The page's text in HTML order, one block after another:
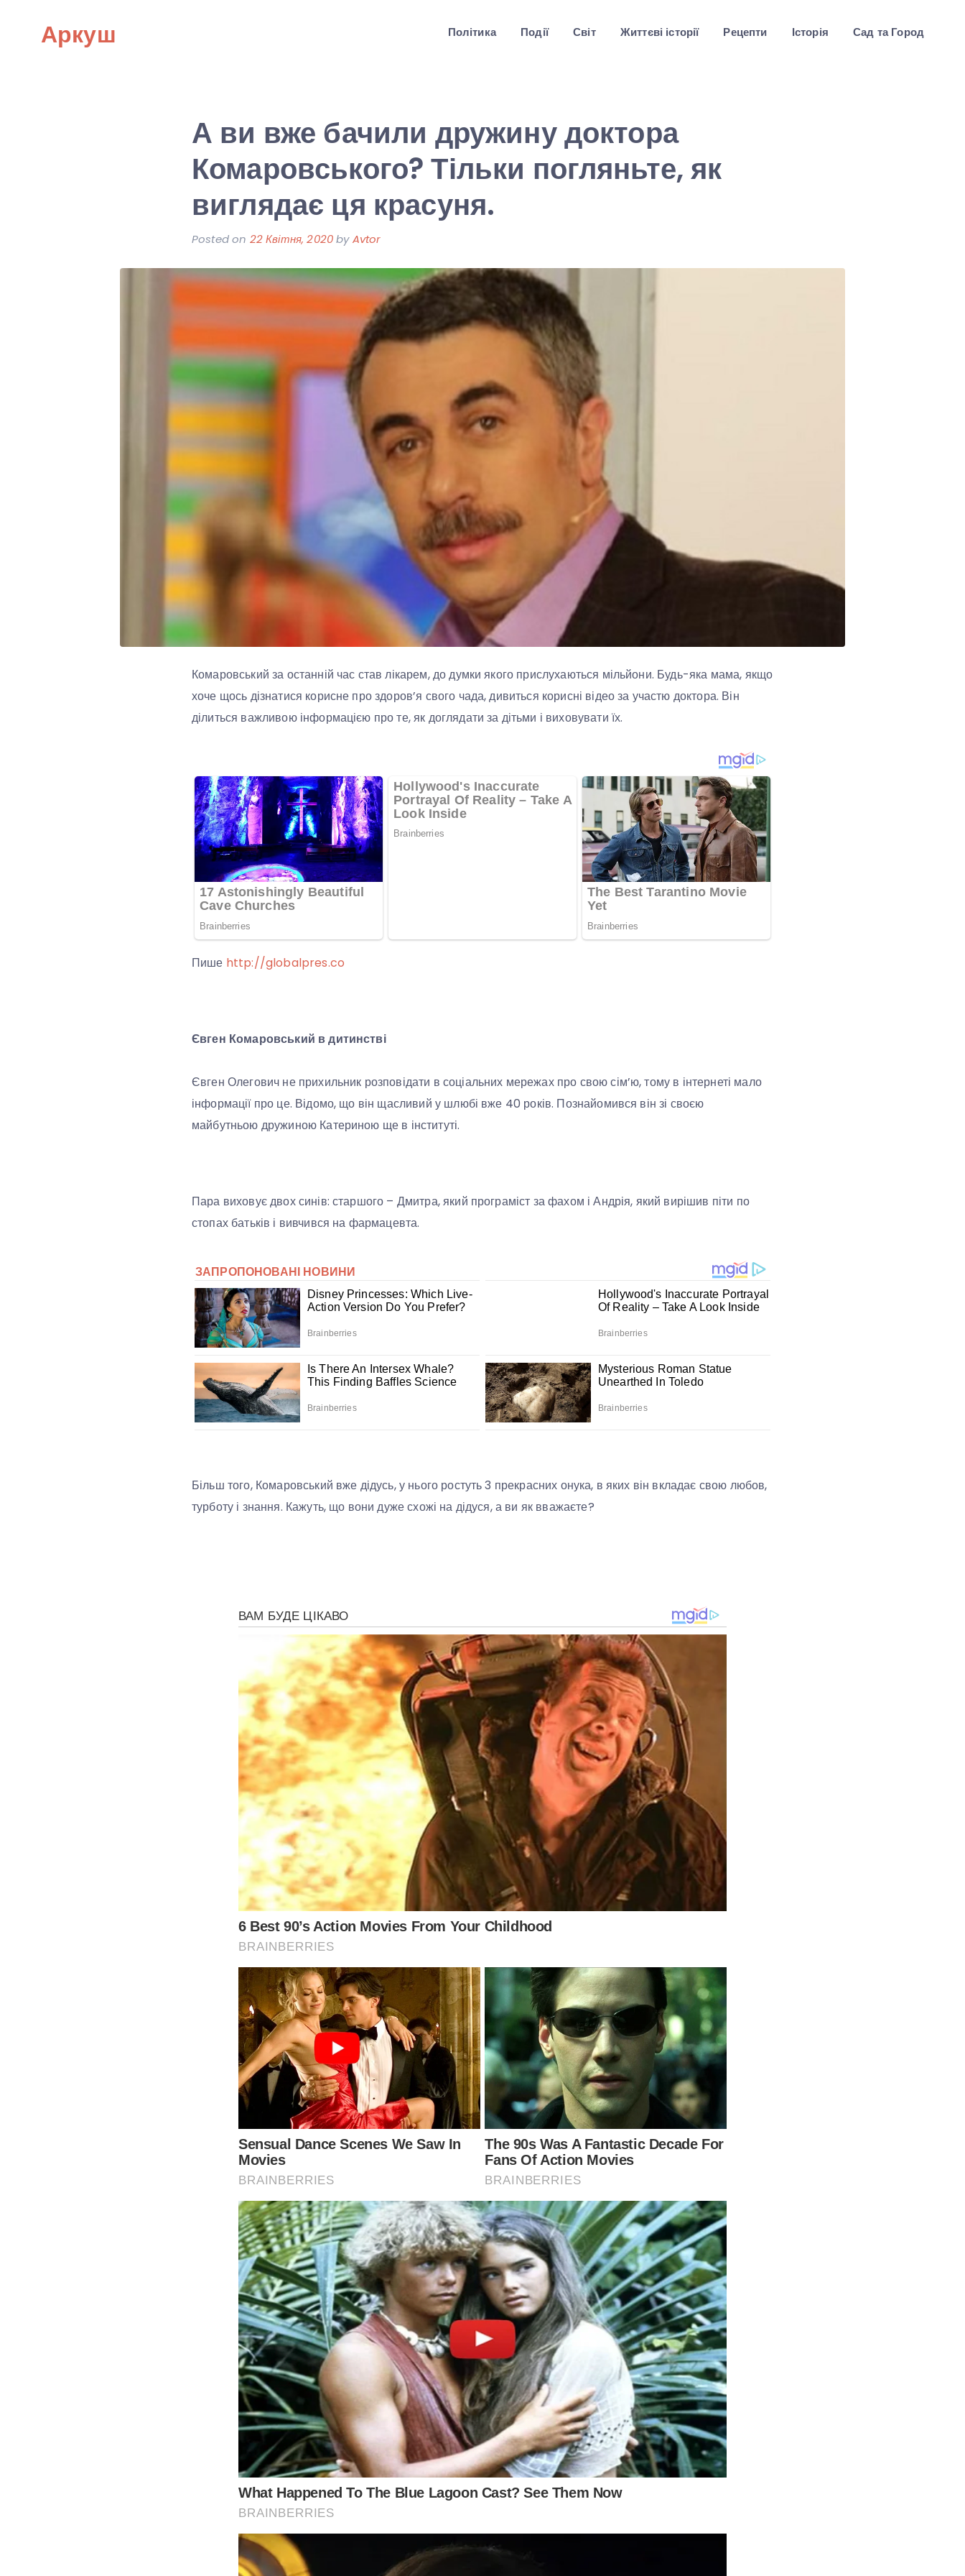
Аркуш Політика Події Світ Життєві історії Рецепти Історія Сад та Город
А ви вже бачили дружину доктора
Комаровського? Тільки погляньте, як
виглядає ця красуня.
Posted on 22 Квітня, 2020byAvtor
Комаровський за останній час став лікарем, до думки якого прислухаються мільйони. Будь-яка мама, якщо
хоче щось дізнатися корисне про здоров’я свого чада, дивиться корисні відео за участю доктора. Він
ділиться важливою інформацією про те, як доглядати за дітьми і виховувати їх.
Пише http://globalpres.co
Євген Комаровський в дитинстві
Євген Олегович не прихильник розповідати в соціальних мережах про свою сім’ю, тому в інтернеті мало
інформації про це. Відомо, що він щасливий у шлюбі вже 40 років. Познайомився він зі своєю
майбутньою дружиною Катериною ще в інституті.
Пара виховує двох синів: старшого – Дмитра, який програміст за фахом і Андрія, який вирішив піти по
стопах батьків і вивчився на фармацевта.
Більш того, Комаровський вже дідусь, у нього ростуть 3 прекрасних онука, в яких він вкладає свою любов,
турботу і знання. Кажуть, що вони дуже схожі на дідуся, а ви як вважаєте?